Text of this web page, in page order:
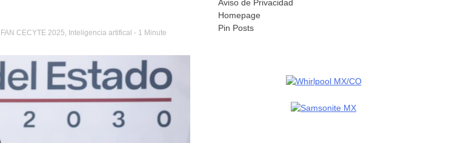
FAN CECYTE 2025, Inteligencia artifical - 1 Minute
Aviso de Privacidad
Homepage
Pin Posts